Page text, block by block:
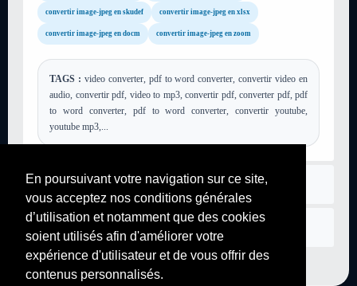
En poursuivant votre navigation sur ce site,
vous acceptez nos conditions générales
d’utilisation et notamment que des cookies
soient utilisés afin d'améliorer votre
expérience d'utilisateur et de vous offrir des
contenus personnalisés.
convertir image-jpeg en skudef convertir image-jpeg en xlsx
convertir image-jpeg en docm convertir image-jpeg en zoom
TAGS : video converter, pdf to word converter, convertir video en
audio, convertir pdf, video to mp3, convertir pdf, converter pdf, pdf
to word converter, pdf to word converter, convertir youtube,
youtube mp3,...
Règlement
Nous contacter